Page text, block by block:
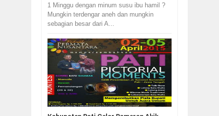
1 Minggu dengan minum susu ibu hamil ?
Mungkin terdengar aneh dan mungkin
sebagian besar dari A...